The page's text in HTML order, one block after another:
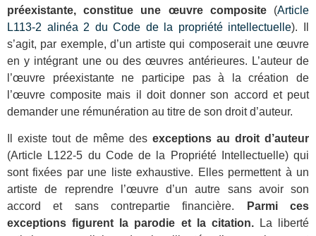
préexistante, constitue une œuvre composite(Article
L113-2 alinéa 2 du Code de la propriété intellectuelle). Il
s’agit, par exemple, d’un artiste qui composerait une œuvre
en y intégrant une ou des œuvres antérieures. L’auteur de
l’œuvre préexistante ne participe pas à la création de
l’œuvre composite mais il doit donner son accord et peut
demander une rémunération au titre de son droit d’auteur.
Il existe tout de même des exceptions au droit d’auteur
(Article L122-5 du Code de la Propriété Intellectuelle) qui
sont fixées par une liste exhaustive. Elles permettent à un
artiste de reprendre l’œuvre d’un autre sans avoir son
accord et sans contrepartie financière.
Parmi ces
exceptions figurent la parodie et la citation.La liberté